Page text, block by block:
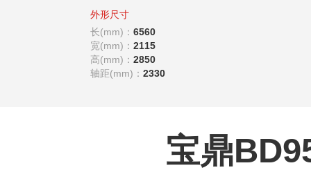
外形尺寸
长(mm)：6560
宽(mm)：2115
高(mm)：2850
轴距(mm)：2330
宝鼎